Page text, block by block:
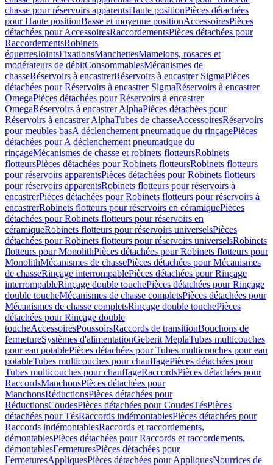
chasse pour réservoirs apparentsHaute positionPièces détachées
pour Haute positionBasse et moyenne positionAccessoiresPièces
détachées pour AccessoiresRaccordementsPièces détachées pour
RaccordementsRobinets
équerresJointsFixationsManchettesMamelons, rosaces et
modérateurs de débitConsommablesMécanismes de
chasseRéservoirs à encastrerRéservoirs à encastrer SigmaPièces
détachées pour Réservoirs à encastrer SigmaRéservoirs à encastrer
OmegaPièces détachées pour Réservoirs à encastrer
OmegaRéservoirs à encastrer AlphaPièces détachées pour
Réservoirs à encastrer AlphaTubes de chasseAccessoiresRéservoirs
pour meubles basA déclenchement pneumatique du rinçagePièces
détachées pour A déclenchement pneumatique du
rinçageMécanismes de chasse et robinets flotteursRobinets
flotteursPièces détachées pour Robinets flotteursRobinets flotteurs
pour réservoirs apparentsPièces détachées pour Robinets flotteurs
pour réservoirs apparentsRobinets flotteurs pour réservoirs à
encastrerPièces détachées pour Robinets flotteurs pour réservoirs à
encastrerRobinets flotteurs pour réservoirs en céramiquePièces
détachées pour Robinets flotteurs pour réservoirs en
céramiqueRobinets flotteurs pour réservoirs universelsPièces
détachées pour Robinets flotteurs pour réservoirs universelsRobinets
flotteurs pour MonolithPièces détachées pour Robinets flotteurs pour
MonolithMécanismes de chassePièces détachées pour Mécanismes
de chasseRinçage interrompablePièces détachées pour Rinçage
interrompableRinçage double touchePièces détachées pour Rinçage
double toucheMécanismes de chasse completsPièces détachées pour
Mécanismes de chasse completsRinçage double touchePièces
détachées pour Rinçage double
toucheAccessoiresPoussoirsRaccords de transitionBouchons de
fermetureSystèmes d'alimentationGeberit MeplaTubes multicouches
pour eau potablePièces détachées pour Tubes multicouches pour eau
potableTubes multicouches pour chauffagePièces détachées pour
Tubes multicouches pour chauffageRaccordsPièces détachées pour
RaccordsManchonsPièces détachées pour
ManchonsRéductionsPièces détachées pour
RéductionsCoudesPièces détachées pour CoudesTésPièces
détachées pour TésRaccords indémontablesPièces détachées pour
Raccords indémontablesRaccords et raccordements,
démontablesPièces détachées pour Raccords et raccordements,
démontablesFermeturesPièces détachées pour
FermeturesAppliquesPièces détachées pour AppliquesNourrices de